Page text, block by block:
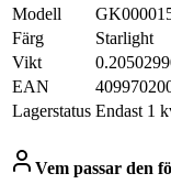
Modell
Färg
Starlight
Vikt
EAN
Lagerstatus Endast 1
Vem passar den